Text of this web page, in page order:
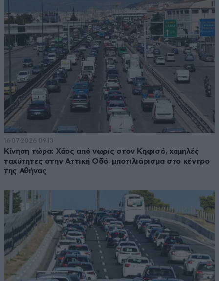
16·07·2026 09:13
Κίνηση τώρα: Χάος από νωρίς στον Κηφισό, χαμηλές
ταχύτητες στην Αττική Οδό, μποτιλιάρισμα στο κέντρο
της Αθήνας